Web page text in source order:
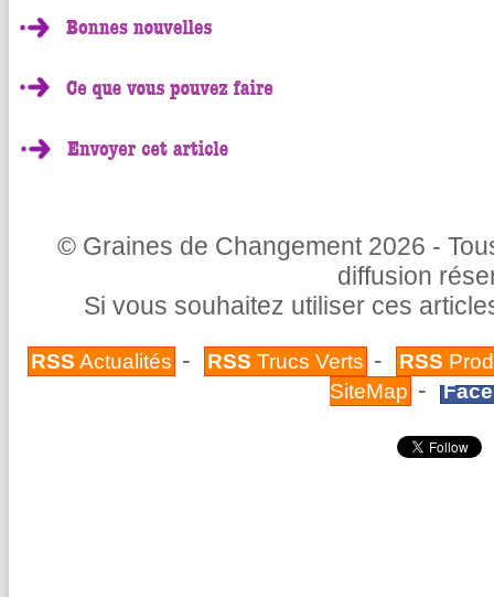
© Graines de Changement 2026 -
diffusion
Si vous souhaitez utiliser ces
RSS Actualités - RSS Trucs Verts - RSS
SiteMap -